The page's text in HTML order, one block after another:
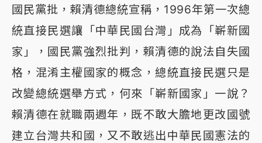
國民黨批，賴清德總統宣稱，1996年第一次總
統直接民選讓「中華民國台灣」成為「嶄新國
家」，國民黨強烈批判，賴清德的說法自失國
格，混淆主權國家的概念，總統直接民選只是
改變總統選舉方式，何來「嶄新國家」一說？
賴清德在就職兩週年，既不敢大膽地更改國號
建立台灣共和國，又不敢逃出中華民國憲法的